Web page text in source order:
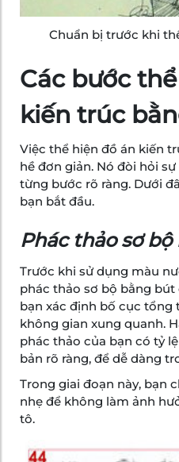
Chuẩn bị trước khi
Các bước
kiến trúc
Việc thể hiện đồ án kiến
hề đơn giản. Nó đòi hỏi
từng bước rõ ràng. Dưới
bạn bắt đầu.
Phác thảo sơ
Trước khi sử dụng màu
phác thảo sơ bộ bằng bút
bạn xác định bố cục tổng
không gian xung quanh.
phác thảo của bạn có tỷ
bản rõ ràng, để dễ dàng
Trong giai đoạn này, bạn
nhẹ để không làm ảnh
tô.